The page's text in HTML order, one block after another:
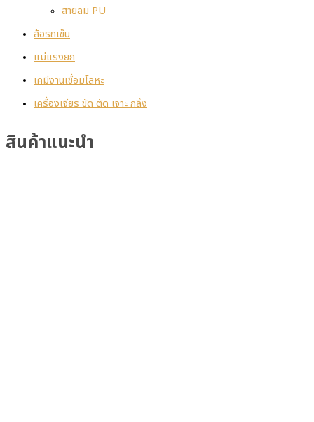
สายลม PU
ล้อรถเข็น
แม่แรงยก
เคมีงานเชื่อมโลหะ
เครื่องเจียร ขัด ตัด เจาะ กลึง
สินค้าแนะนำ